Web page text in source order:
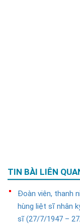
TIN BÀI LIÊN
Đoàn viên, thanh
hùng liệt sĩ nhân
sĩ (27/7/1947 –